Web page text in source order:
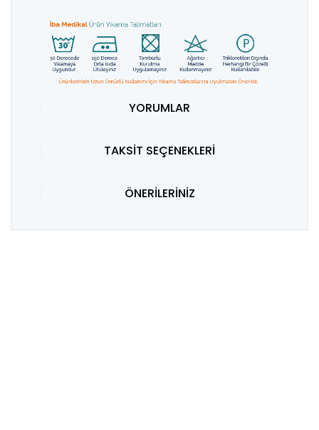
YORUMLAR
TAKSİT SEÇENEKLERİ
ÖNERİLERİNİZ